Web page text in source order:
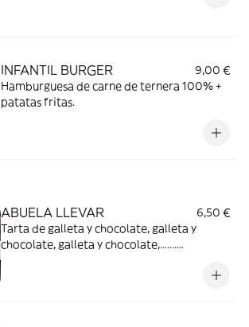
INFANTIL BURGER
9,00 €
Hamburguesa de carne de ternera 100% +
patatas fritas.
ABUELA LLEVAR
6,50 €
Tarta de galleta y chocolate, galleta y
chocolate, galleta y chocolate,.......